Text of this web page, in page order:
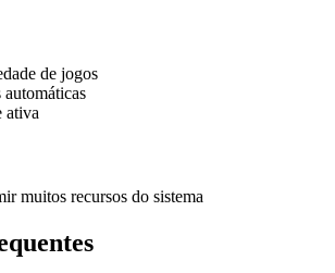
de jogos
ativa
muitos recursos do sistema